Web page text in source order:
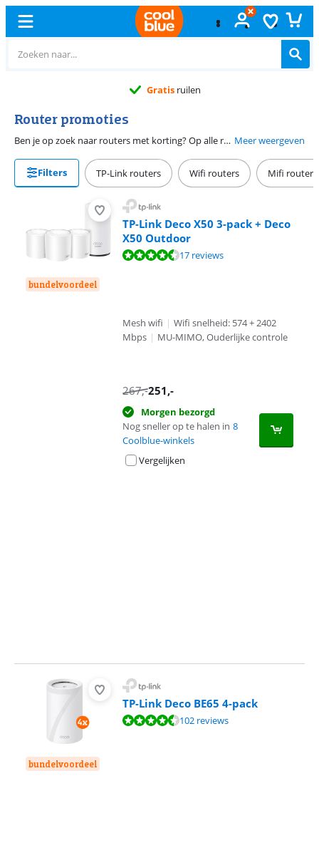
Gratis ruilen
Router promoties
Ben je op zoek naar routers met korting? Op alle routers die je hier ziet, geldt een promotie. Je koopt deze wifi routers bijvoorbeeld tegen een lagere prijs, met gratis accessoires of je krijgt geld retour na aankoop. Vanzelfsprekend gelden de acties slechts voor een beperkte periode. Wil je een nieuwe router kopen in de reclame, sla dan snel je slag! Geldt er een andere actie dan een lagere prijs? Kijk dan naar de actievoorwaarden om te zien waar je aan voldoet om gebruik te maken van deze router deals. Meer weergeven
Filters TP-Link routers Wifi routers Mifi routers
bundelvoordeel
TP-Link Deco X50 3-pack + Deco
X50 Outdoor
Beoordeling is 9,1 van de 10, gebaseerd op 17 reviews.
17 reviews
Mesh wifi | Wifi snelheid: 574 + 2402
Mbps | MU-MIMO, Ouderlijke controle
267,-251,-
Morgen bezorgd
Nog sneller op te halen in 8
Coolblue-winkels
Vergelijken
bundelvoordeel
TP-Link Deco BE65 4-pack
Beoordeling is 9,0 van de 10, gebaseerd op 102 reviews.
102 reviews